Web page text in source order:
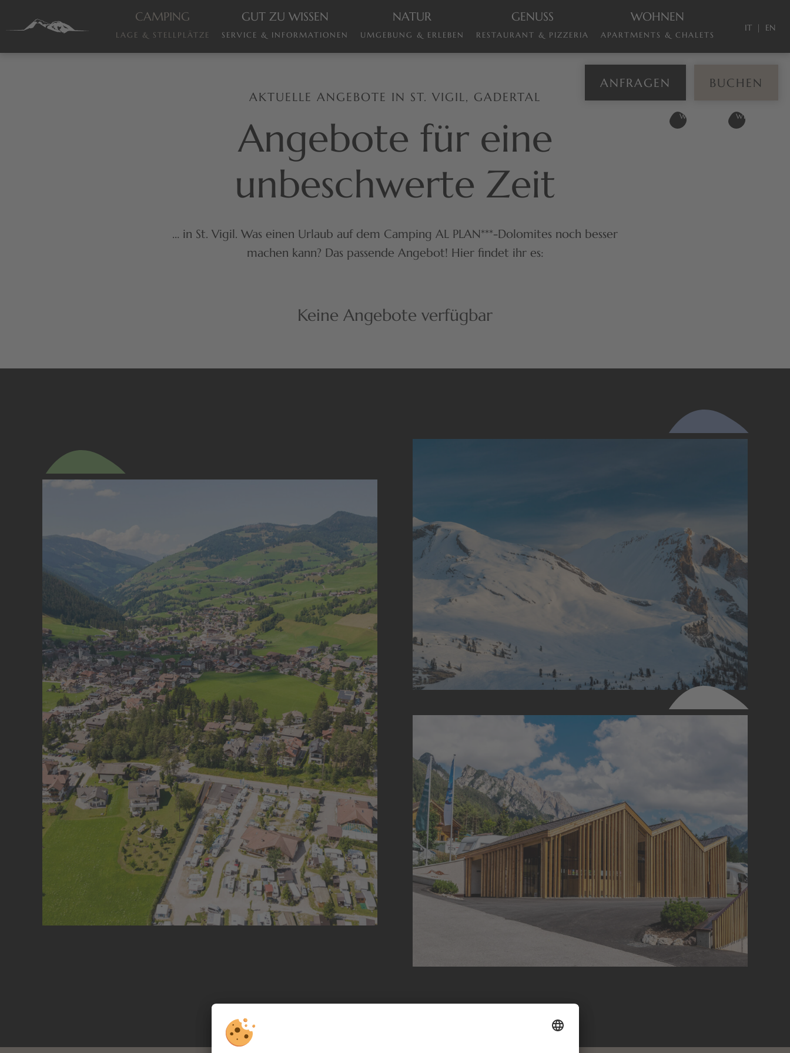
IT EN
CAMPING
LAGE & STELLPLÄTZE
GUT ZU WISSEN
SERVICE & INFORMATIONEN
NATUR
UMGEBUNG & ERLEBEN
GENUSS
RESTAURANT & PIZZERIA
WOHNEN
APARTMENTS & CHALETS
ANFRAGEN
BUCHEN
AKTUELLE ANGEBOTE IN ST. VIGIL, GADERTAL
Angebote für eine
unbeschwerte Zeit
… in St. Vigil. Was einen Urlaub auf dem Camping AL PLAN***-Dolomites noch besser
machen kann? Das passende Angebot! Hier findet ihr es:
Keine Angebote verfügbar
SOMMER & WINTER
Stellplätze & Preise